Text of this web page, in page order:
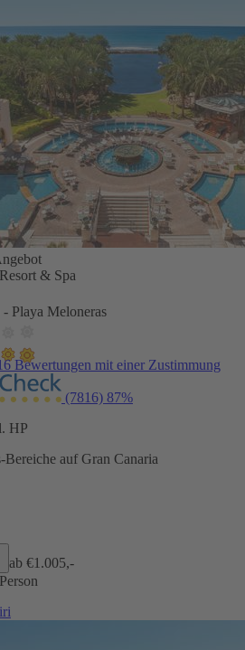
& Spa
Playa Meloneras
Bewertungen mit einer Zustimmung
(7816) 87%
HP
auf Gran Canaria
ab €1.005,-